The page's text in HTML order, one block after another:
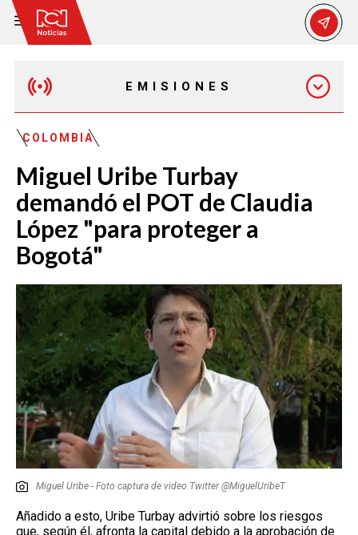
EMISIONES
EMISIÓN 7:00 PM
COLOMBIA
Miguel Uribe Turbay
demandó el POT de Claudia
López "para proteger a
Bogotá"
Miguel Uribe - Foto captura de video Twitter @MiguelUribeT
Añadido a esto, Uribe Turbay advirtió sobre los riesgos
que, según él, afronta la capital debido a la aprobación de